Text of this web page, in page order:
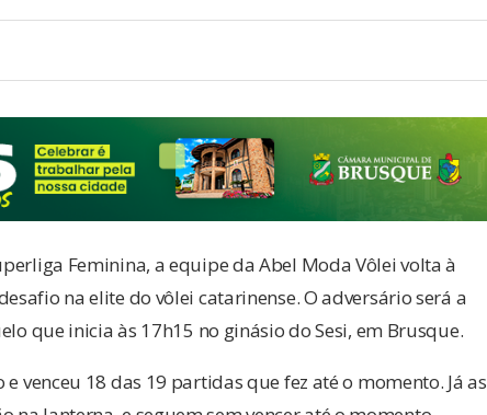
Feminina, a equipe da Abel Moda Vôlei volta à
na elite do vôlei catarinense. O adversário será a
que inicia às 17h15 no ginásio do Sesi, em Brusque.
venceu 18 das 19 partidas que fez até o momento. Já as